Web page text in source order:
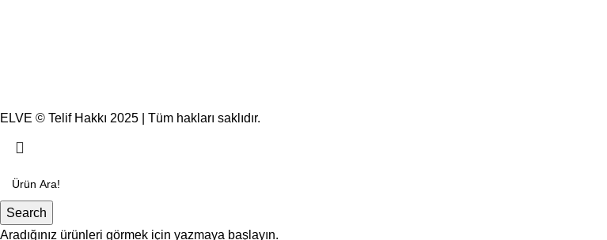
ELVE © Telif Hakkı 2025 | Tüm hakları saklıdır.
Search
Aradığınız ürünleri görmek için yazmaya başlayın.